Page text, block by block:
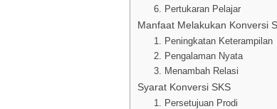
6. Pertukaran Pelajar
Manfaat Melakukan Konversi
1. Peningkatan Keterampilan
2. Pengalaman Nyata
3. Menambah Relasi
Syarat Konversi SKS
1. Persetujuan Prodi